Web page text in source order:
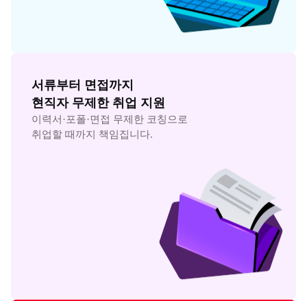
서류부터 면접까지
현직자 무제한 취업 지원
이력서·포폴·면접 무제한 코칭으로
취업할 때까지 책임집니다.